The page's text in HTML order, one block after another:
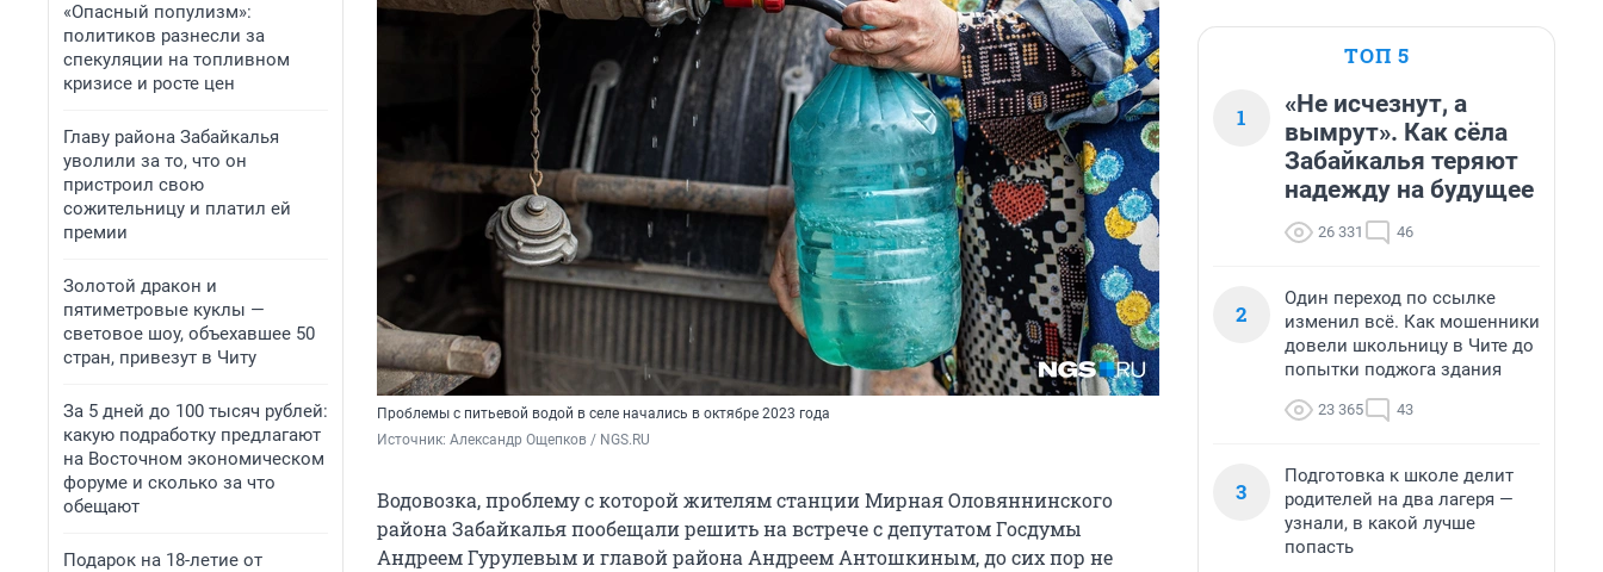
«Опасный популизм»:
политиков разнесли за
спекуляции на топливном
кризисе и росте цен
Главу района Забайкалья
уволили за то, что он
пристроил свою
сожительницу и платил ей
премии
Золотой дракон и
пятиметровые куклы —
световое шоу, объехавшее 50
стран, привезут в Читу
За 5 дней до 100 тысяч рублей:
какую подработку предлагают
на Восточном экономическом
форуме и сколько за что
обещают
Подарок на 18-летие от
Проблемы с питьевой водой в селе начались в октябре 2023 года
Источник: Александр Ощепков / NGS.RU
Водовозка, проблему с которой жителям станции Мирная Оловяннинского
района Забайкалья пообещали решить на встрече с депутатом Госдумы
Андреем Гурулевым и главой района Андреем Антошкиным, до сих пор не
ТОП 5
1
«Не исчезнут, а
вымрут». Как сёла
Забайкалья теряют
надежду на будущее
26 331 46
2
Один переход по ссылке
изменил всё. Как мошенники
довели школьницу в Чите до
попытки поджога здания
23 365 43
3
Подготовка к школе делит
родителей на два лагеря —
узнали, в какой лучше
попасть